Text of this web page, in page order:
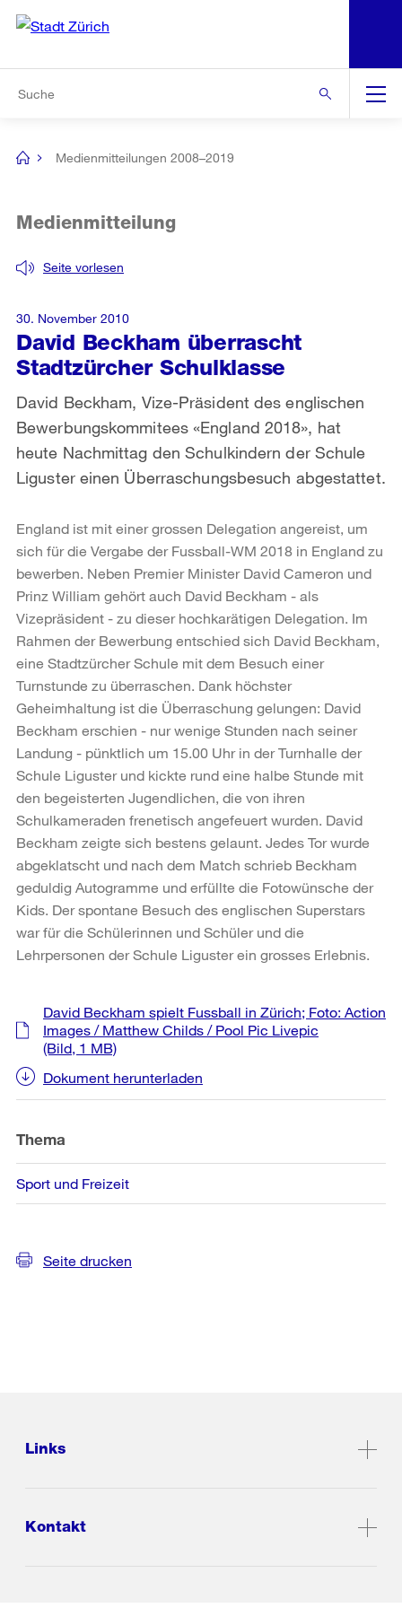
Navigation
[no
Medienmitteilungen 2008–2019
David Beckham überrascht
Stadtzürcher Schulklasse
Seite vorlesen
Medienmitteilung
David Beckham, Vize-Präsident des englischen
Bewerbungskommitees «England 2018», hat
heute Nachmittag den Schulkindern der Schule
Liguster einen Überraschungsbesuch abgestattet.
30. November 2010
England ist mit einer grossen Delegation angereist, um
sich für die Vergabe der Fussball-WM 2018 in England zu
bewerben. Neben Premier Minister David Cameron und
Prinz William gehört auch David Beckham - als
Vizepräsident - zu dieser hochkarätigen Delegation. Im
Rahmen der Bewerbung entschied sich David Beckham,
eine Stadtzürcher Schule mit dem Besuch einer
Turnstunde zu überraschen. Dank höchster
Geheimhaltung ist die Überraschung gelungen: David
Beckham erschien - nur wenige Stunden nach seiner
Landung - pünktlich um 15.00 Uhr in der Turnhalle der
Schule Liguster und kickte rund eine halbe Stunde mit
den begeisterten Jugendlichen, die von ihren
Schulkameraden frenetisch angefeuert wurden. David
Beckham zeigte sich bestens gelaunt. Jedes Tor wurde
abgeklatscht und nach dem Match schrieb Beckham
geduldig Autogramme und erfüllte die Fotowünsche der
Kids. Der spontane Besuch des englischen Superstars
war für die Schülerinnen und Schüler und die
Lehrpersonen der Schule Liguster ein grosses Erlebnis.
Weitere
Informationen
David Beckham spielt Fussball in Zürich; Foto: Action
Images / Matthew Childs / Pool Pic Livepic
(Bild, 1 MB)
Dokument herunterladen
Thema
Sport und Freizeit
Seite drucken
Links
Kontakt